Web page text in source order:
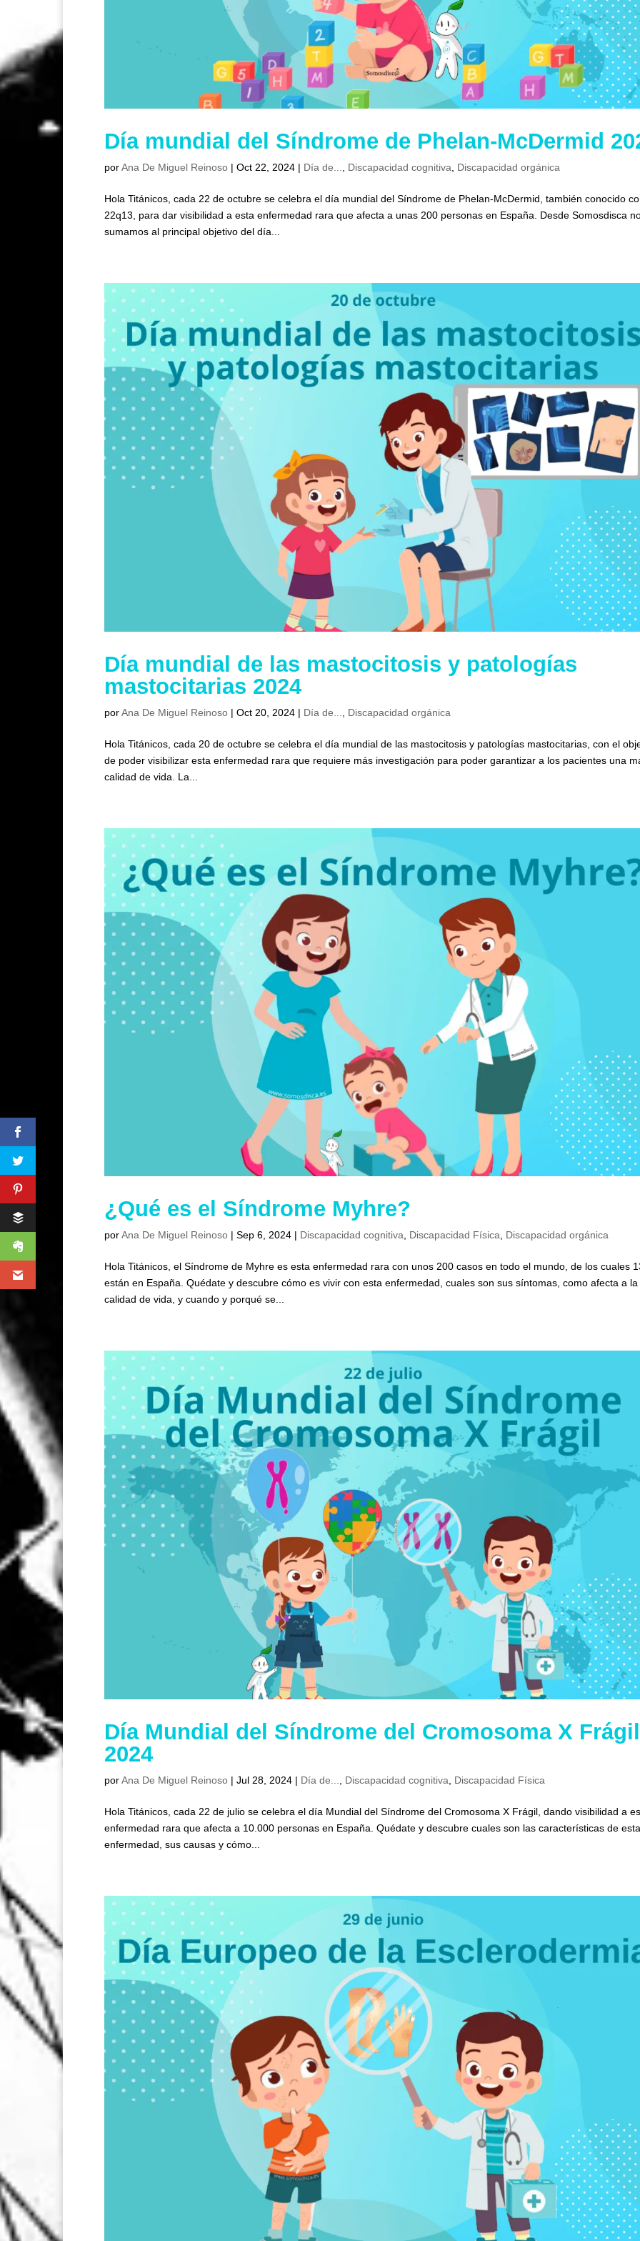
Día mundial del Síndrome de Phelan-McDermid
porAna De Miguel Reinoso |Oct 22, 2024 | Día de... Discapacidad cognitiva Discapacidad orgánica
Hola Titánicos, cada 22 de octubre se celebra el día mundial del Síndrome de Phelan-McDermid, también conocido
22q13, para dar visibilidad a esta enfermedad rara que afecta a unas 200 personas en España. Desde Somosdisca
sumamos al principal objetivo del día...
Día mundial de las mastocitosis y patologías
mastocitarias 2024
porAna De Miguel Reinoso |Oct 20, 2024 | Día de... Discapacidad orgánica
Hola Titánicos, cada 20 de octubre se celebra el día mundial de las mastocitosis y patologías mastocitarias, con el
de poder visibilizar esta enfermedad rara que requiere más investigación para poder garantizar a los pacientes una
calidad de vida. La...
¿Qué es el Síndrome Myhre?
porAna De Miguel Reinoso |Sep 6, 2024 | Discapacidad cognitiva, Discapacidad Física, Discapacidad orgánica
Hola Titánicos, el Síndrome de Myhre es esta enfermedad rara con unos 200 casos en todo el mundo, de los cuales
están en España. Quédate y descubre cómo es vivir con esta enfermedad, cuales son sus síntomas, como afecta a la
calidad de vida, y cuando y porqué se...
Día Mundial del Síndrome del Cromosoma X Frágil
2024
porAna De Miguel Reinoso |Jul 28, 2024 | Día de..., Discapacidad cognitiva, Discapacidad Física
Hola Titánicos, cada 22 de julio se celebra el día Mundial del Síndrome del Cromosoma X Frágil, dando visibilidad a
enfermedad rara que afecta a 10.000 personas en España. Quédate y descubre cuales son las características de
enfermedad, sus causas y cómo...